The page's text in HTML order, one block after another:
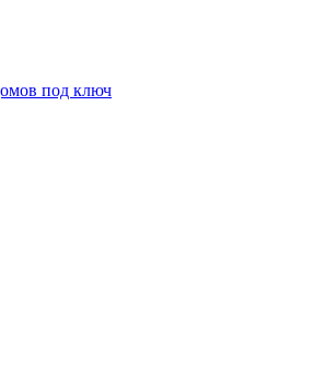
под ключ